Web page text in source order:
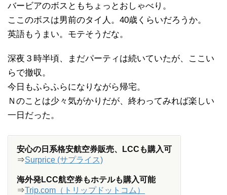
バービアのボスともちょっとおしゃべり。
ここのボスは男前のタイ人。40歳くらいだろうか。
英語もうまい。モテそうだな。
深夜３時半頃、まだパーティは続いていたが、ここい
らで撤収。
今日もふらふらになりながら帰宅。
Ｎのことは少々気がかりだが、終わってみれば楽しい
一日だった。
安心の日系格安航空券販売、LCCも購入可
⇒Surprice (サプライス)
海外発LCC航空券もホテルも購入可能
⇒Trip.com（トリップドットコム）